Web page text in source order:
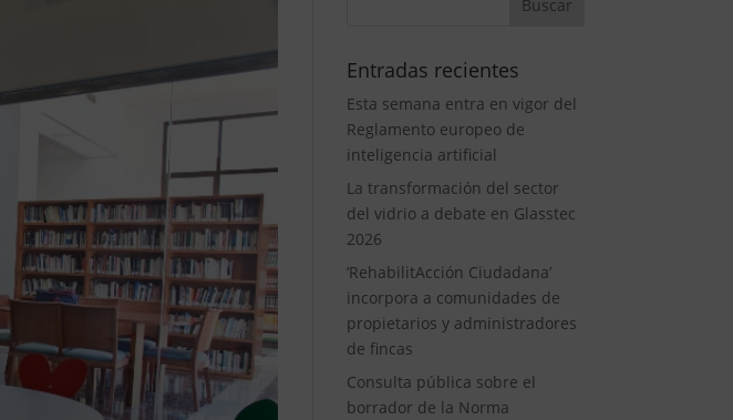
Entradas recientes
Esta semana entra en vigor del
Reglamento europeo de
inteligencia artificial
La transformación del sector
del vidrio a debate en Glasstec
2026
‘RehabilitAcción Ciudadana’
incorpora a comunidades de
propietarios y administradores
de fincas
Consulta pública sobre el
borrador de la Norma